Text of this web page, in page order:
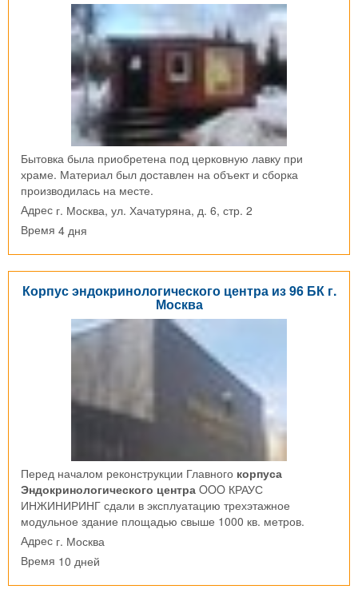
Бытовка была приобретена под церковную лавку при
храме. Материал был доставлен на объект и сборка
производилась на месте.
Адрес г. Москва, ул. Хачатуряна, д. 6, стр. 2
Время 4 дня
Корпус эндокринологического центра из 96 БК г.
Москва
Перед началом реконструкции Главного корпуса
Эндокринологического центра OOO КРАУС
ИНЖИНИРИНГ сдали в эксплуатацию трехэтажное
модульное здание площадью свыше 1000 кв. метров.
Адрес г. Москва
Время 10 дней